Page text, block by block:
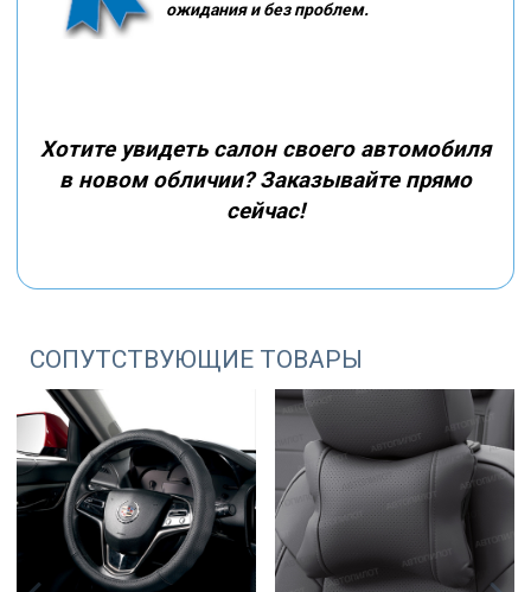
ожидания и без проблем.
Хотите увидеть салон своего автомобиля
в новом обличии? Заказывайте прямо
сейчас!
СОПУТСТВУЮЩИЕ ТОВАРЫ